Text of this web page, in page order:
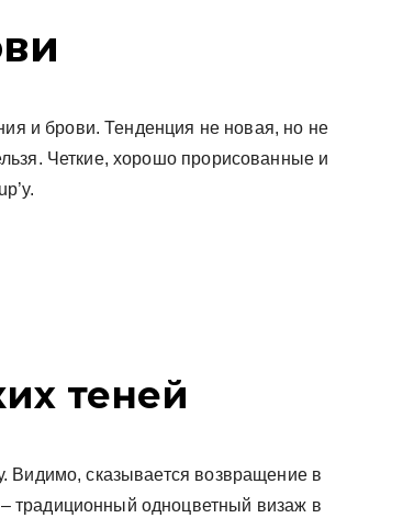
и брови. Тенденция не новая, но не
Четкие, хорошо прорисованные и
теней
Видимо, сказывается возвращение в
традиционный одноцветный визаж в